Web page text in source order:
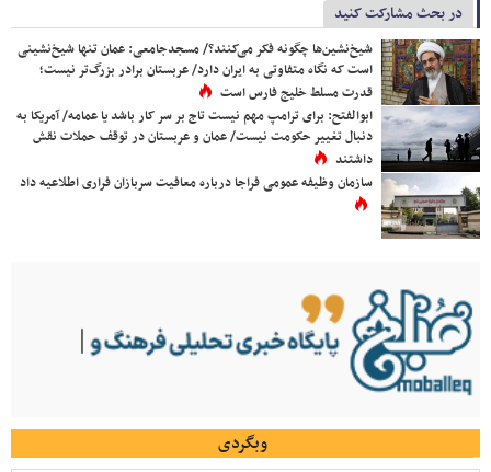
در بحث مشارکت کنید
شیخ‌نشین‌ها چگونه فکر می‌کنند؟/ مسجدجامعی: عمان تنها شیخ‌نشینی
است که نگاه متفاوتی به ایران دارد/ عربستان برادر بزرگ‌تر نیست؛
قدرت مسلط خلیج فارس است
ابوالفتح: برای ترامپ مهم نیست تاج بر سر کار باشد یا عمامه/ آمریکا به
دنبال تغییر حکومت نیست/ عمان و عربستان در توقف حملات نقش
داشتند
سازمان وظیفه عمومی فراجا درباره معافیت سربازان فراری اطلاعیه داد
وبگردی